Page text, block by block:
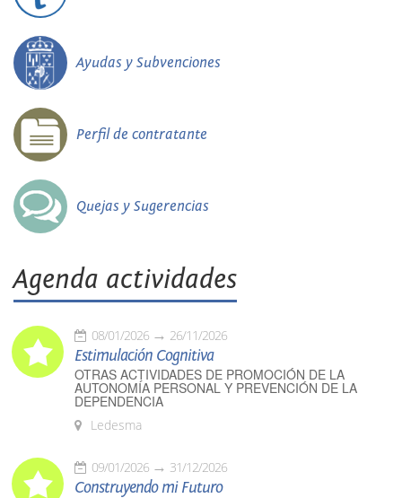
Ayudas y Subvenciones
Perfil de contratante
Quejas y Sugerencias
Agenda actividades
08/01/2026 26/11/2026
Estimulación Cognitiva
OTRAS ACTIVIDADES DE PROMOCIÓN DE LA
AUTONOMÍA PERSONAL Y PREVENCIÓN DE LA
DEPENDENCIA
Ledesma
09/01/2026 31/12/2026
Construyendo mi Futuro